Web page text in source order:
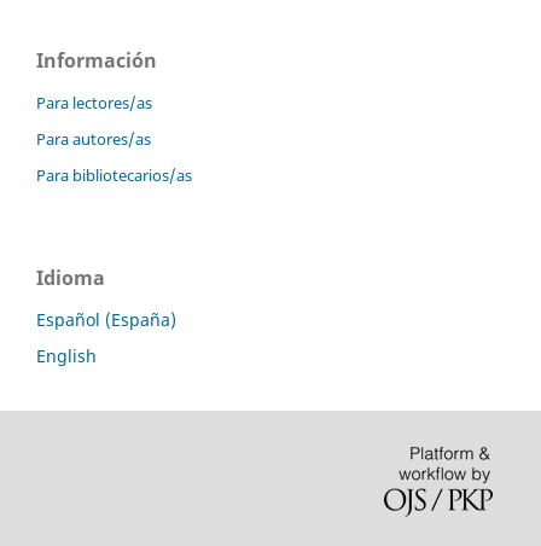
Información
Para lectores/as
Para autores/as
Para bibliotecarios/as
Idioma
Español (España)
English